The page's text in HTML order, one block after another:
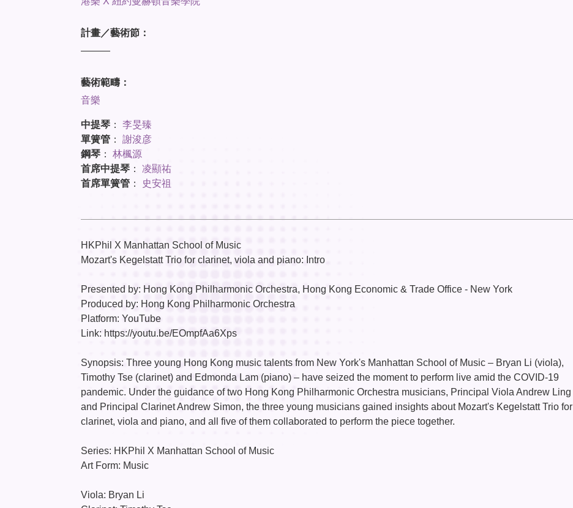
計畫／藝術節：
———
藝術範疇：
音樂
中提琴 ： 李旻臻
單簧管 ： 謝浚彦
鋼琴 ： 林楓源
首席中提琴 ： 凌顯祐
首席單簧管 ： 史安祖
HKPhil X Manhattan School of Music
Mozart's Kegelstatt Trio for clarinet, viola and piano: Intro
Presented by: Hong Kong Philharmonic Orchestra, Hong Kong Economic & Trade Office - New York
Produced by: Hong Kong Philharmonic Orchestra
Platform: YouTube
Link: https://youtu.be/EOmpfAa6Xps
Synopsis: Three young Hong Kong music talents from New York's Manhattan School of Music – Bryan Li (viola),
Timothy Tse (clarinet) and Edmonda Lam (piano) – have seized the moment to perform live amid the COVID-19
pandemic. Under the guidance of two Hong Kong Philharmonic Orchestra musicians, Principal Viola Andrew Ling
and Principal Clarinet Andrew Simon, the three young musicians gained insights about Mozart's Kegelstatt Trio for
clarinet, viola and piano, and all five of them collaborated to perform the piece together.
Series: HKPhil X Manhattan School of Music
Art Form: Music
Viola: Bryan Li